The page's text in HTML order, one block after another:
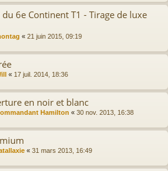
du 6e Continent T1 - Tirage de luxe
« 21 juin 2015, 09:19
« 17 juil. 2014, 18:36
en noir et blanc
Hamilton « 30 nov. 2013, 16:38
« 31 mars 2013, 16:49